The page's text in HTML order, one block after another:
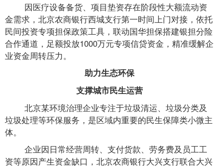
因医疗设备备货、项目垫资存在阶段性大额流动资
金需求，北京农商银行西城支行第一时间上门对接，依托
民间投资专项担保政策工具，联动国华担保搭建银担分险
合作通道，足额投放1000万元专项信贷资金，精准缓解企
业资金周转压力。
助力生态环保
支撑城市民生运营
北京某环境治理企业专注于垃圾清运、垃圾分类及
垃圾处理等环保服务，是区域内重要的民生保障类小微主
体。
企业因日常经营周转、支付货款、劳务费及员工工
资等原因产生资金缺口，北京农商银行大兴支行联合大兴